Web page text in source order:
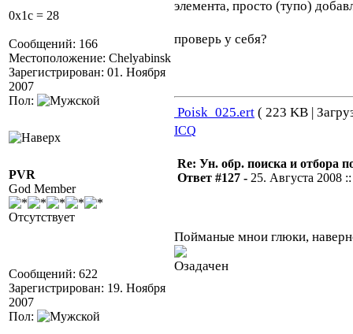
0x1c = 28
Сообщений: 166
Местоположение: Chelyabinsk
Зарегистрирован: 01. Ноября
2007
Пол:
элемента, просто (тупо)
проверь у себя?
Poisk_025.ert ( 223 KB |
ICQ
PVR
God Member
Отсутствует
Сообщений: 622
Зарегистрирован: 19. Ноября
2007
Пол:
Re: Ун. обр. поиска и отбора
Ответ #127 - 25. Августа 2008
Пойманые мнои глюки,